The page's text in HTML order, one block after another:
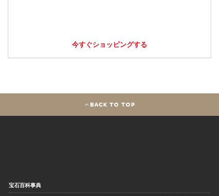
今すぐショッピングする
BACK TO TOP
宝石百科事典